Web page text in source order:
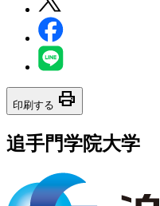
印刷する print
追手門学院大学